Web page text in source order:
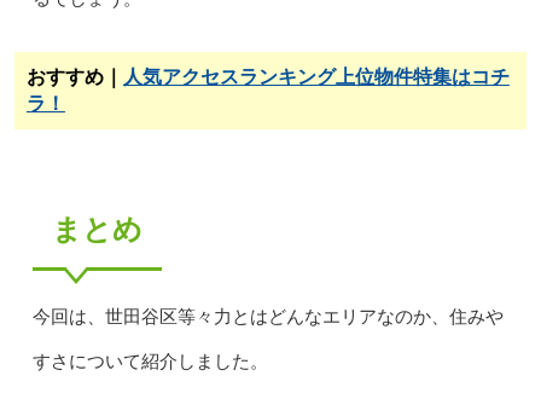
おすすめ｜
人気アクセスランキング上位物件特集はコチ
ラ！
まとめ
今回は、世田谷区等々力とはどんなエリアなのか、住みや
すさについて紹介しました。